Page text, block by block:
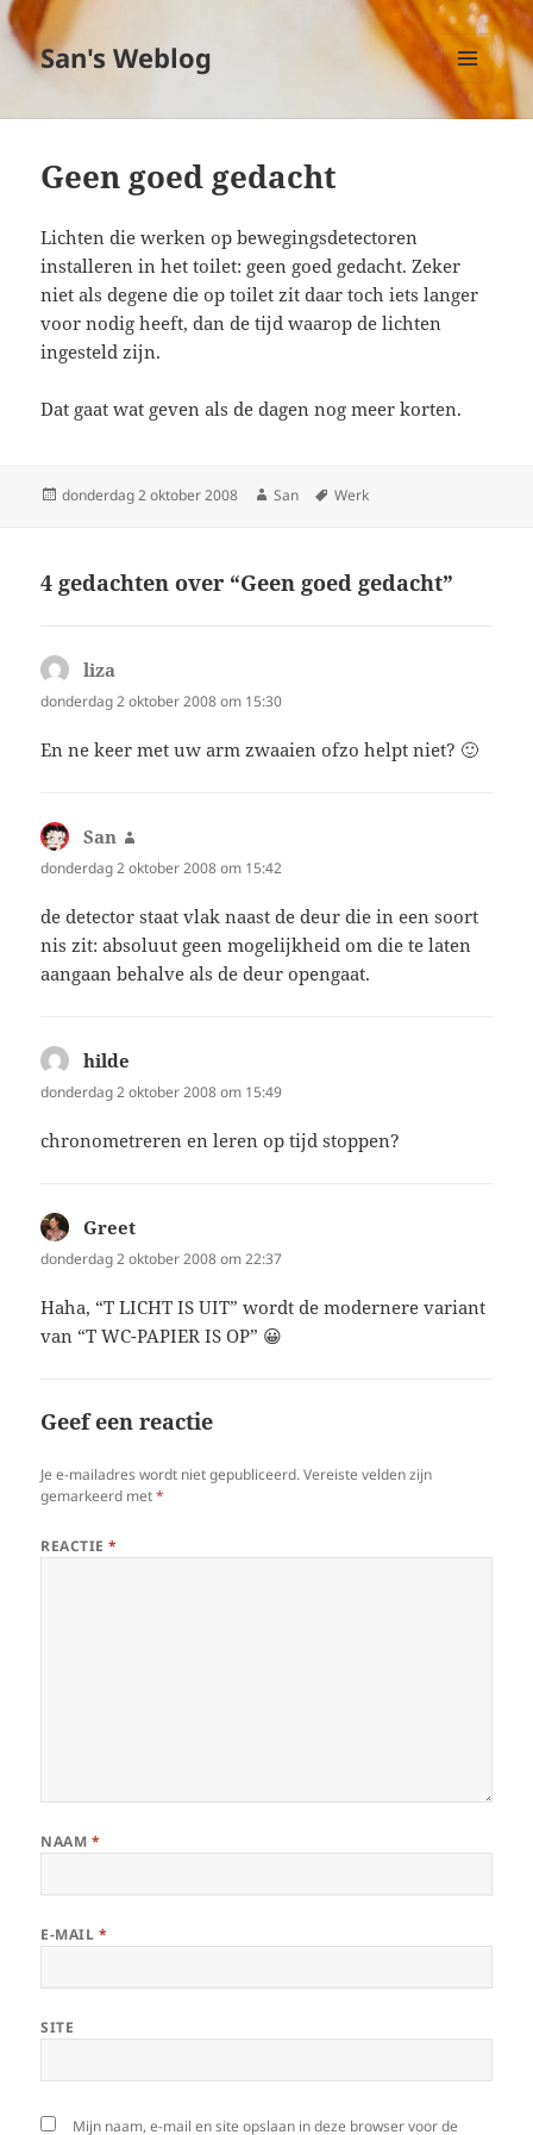
San's Weblog
MENU
EN
Geen goed gedacht
Lichten die werken op bewegingsdetectoren
installeren in het toilet: geen goed gedacht. Zeker
niet als degene die op toilet zit daar toch iets langer
voor nodig heeft, dan de tijd waarop de lichten
ingesteld zijn.
Dat gaat wat geven als de dagen nog meer korten.
Geplaatst
donderdag 2 oktober 2008 Auteur
San Tags
Werk
4 gedachten over “Geen goed gedacht”
liza
donderdag 2 oktober 2008 om 15:30
En ne keer met uw arm zwaaien ofzo helpt niet? 🙂
San
donderdag 2 oktober 2008 om 15:42
de detector staat vlak naast de deur die in een soort
nis zit: absoluut geen mogelijkheid om die te laten
aangaan behalve als de deur opengaat.
hilde
donderdag 2 oktober 2008 om 15:49
chronometreren en leren op tijd stoppen?
Greet
donderdag 2 oktober 2008 om 22:37
Haha, “T LICHT IS UIT” wordt de modernere variant
van “T WC-PAPIER IS OP” 😀
Geef een reactie
Je e-mailadres wordt niet gepubliceerd. Vereiste velden zijn
gemarkeerd met*
REACTIE*
NAAM *
E-MAIL *
SITE
Mijn naam, e-mail en site opslaan in deze browser voor de